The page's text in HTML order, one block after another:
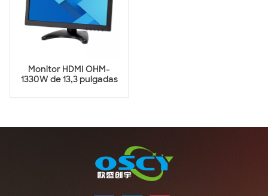
Monitor HDMI OHM-
1330W de 13,3 pulgadas